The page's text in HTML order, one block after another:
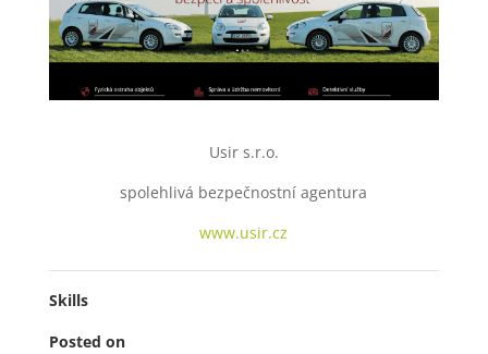
Usir s.r.o.
spolehlivá bezpečnostní agentura
www.usir.cz
Skills
Posted on